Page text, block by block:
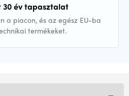
30 év tapasztalat
a piacon, és az egész EU-ba
termékeket.